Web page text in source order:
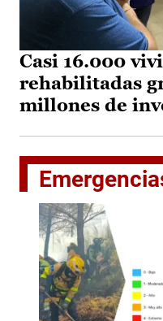
Casi 16.000
rehabilitadas
millones de